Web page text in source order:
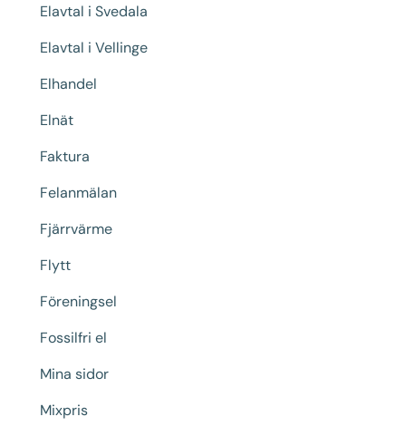
Elavtal i Svedala
Elavtal i Vellinge
Elhandel
Elnät
Faktura
Felanmälan
Fjärrvärme
Flytt
Föreningsel
Fossilfri el
Mina sidor
Mixpris